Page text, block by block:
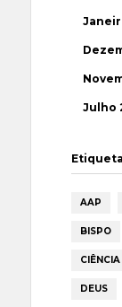
Julho
AAP
BISPO
CIÊNCIA
DEUS